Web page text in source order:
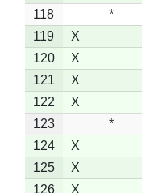
118
*
119
X
120
X
121
X
122
X
123
*
124
X
125
X
126
X